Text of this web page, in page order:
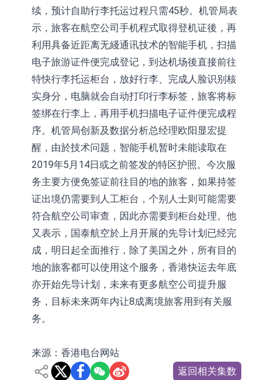
猫(601015.CN)跌8.38%
浙江证监局对财通证券股份有限公司
采取出具警示函措施
山金国际：港股上市工作正常推进中
续，预计自助行李托运过程只需45秒。机管局表
示，旅客在航空公司手机程式取得登机证後，再
利用具备近距离无綫通讯技术的智能手机，扫描
电子旅游证件便完成登记，到达机场後直接前往
特快行李托运柜台，放好行李、完成人脸识别核
实身分，电脑就会自动打印行李标签，旅客将标
签绑在行李上，再用手机扫描电子证件便完成程
序。机管局创新及数据分析总经理欧阳显宏提
醒，由於技术问题，智能手机暂时未能读取在
2019年5月14日或之前签发的特区护照。今次服
务主要方便免签证前往目的地的旅客，如果持签
证出境仍需要到人工柜台，个别人士则可能需要
符合航空公司审查，因此亦需要到柜台处理。他
又表示，国泰航空於上月开展的先导计划已经完
成，明日起全面推行，除了美国之外，所有目的
地的旅客都可以使用这个服务，香港快运去年底
亦开始先导计划，未来有更多航空公司提升服
务，目标未来两年内让8成离境旅客用到有关服
务。
来源：香港电台网站
返回相关集数